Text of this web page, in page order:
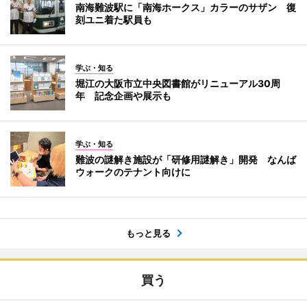
南海難波駅に「南海ホークス」カラーのサザン 復
刻ユニ着た駅員も
学ぶ・知る
堀江の大阪市立中央図書館がリニューアル30周
年 記念企画や展示も
学ぶ・知る
難波の謎解き施設が「研修用謎解き」開発 なんば
ウォークのテナント向けに
もっと見る
買う